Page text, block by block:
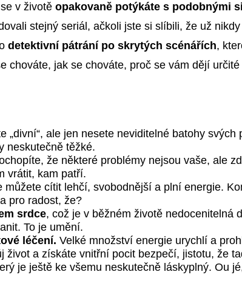
v životě opakovaně potýkáte s podobnými
stejný seriál, ačkoli jste si slíbili, že už
detektivní pátrání po skrytých scénářích,
chováte, jak se chováte, proč se vám dějí
„divní“, ale jen nesete neviditelné batohy svých
neskutečně těžké.
že některé problémy nejsou vaše, ale
vrátit, kam patří.
můžete cítit lehčí, svobodnější a plní energie.
pro radost, že?
srdce, což je v běžném životě nedocenitelná
To je umění.
léčení. Velké množství energie urychlí a
život a získáte vnitřní pocit bezpečí, jistotu, že
je ještě ke všemu neskutečně láskyplný. Ou